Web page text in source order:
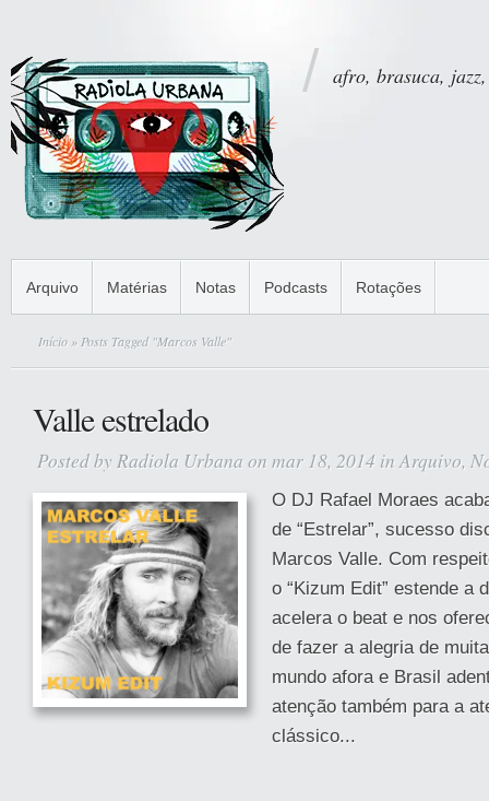
afro, brasuca,
Arquivo Matérias Notas Podcasts Rotações
Início » Posts Tagged "Marcos Valle"
Valle estrelado
Posted by Radiola Urbana on mar 18, 2014 inArquivo,
O DJ Rafael Moraes
de “Estrelar”, sucesso
Marcos Valle. Com
o “Kizum Edit” estende a
acelera o beat e nos
de fazer a alegria de
mundo afora e Brasil
atenção também para a
clássico...